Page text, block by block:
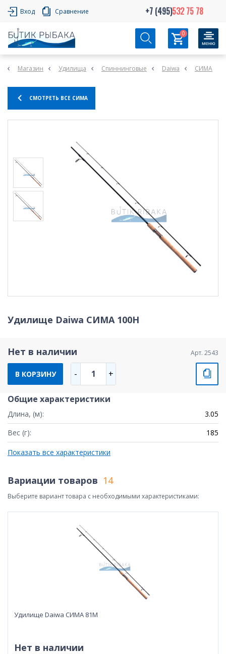
Вход Сравнение +7 (495)532 75 78
0
Магазин Удилища Спиннинговые Daiwa СИМА
СМОТРЕТЬ ВСЕ СИМА
Удилище Daiwa СИМА 100H
Нет в наличии Арт. 2543
В КОРЗИНУ - 1 +
Общие характеристики
Длина, (м):
3.05
Вес (г):
185
Показать все характеристики
Вариации товаров 14
Выберите вариант товара с необходимыми характеристиками:
Удилище Daiwa СИМА 81М
Нет в наличии